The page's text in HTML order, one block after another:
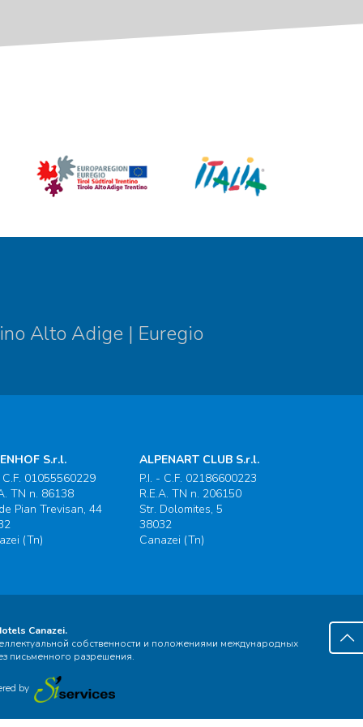
Alto Adige | Euregio
S.r.l.
C.F. 01055560229
TN n. 86138
Pian Trevisan, 44
(Tn)
ALPENART CLUB S.r.l.
P.I. - C.F. 02186600223
R.E.A. TN n. 206150
Str. Dolomites, 5
38032
Canazei (Tn)
Canazei.
собственности и положениями международных
письменного разрешения.
by